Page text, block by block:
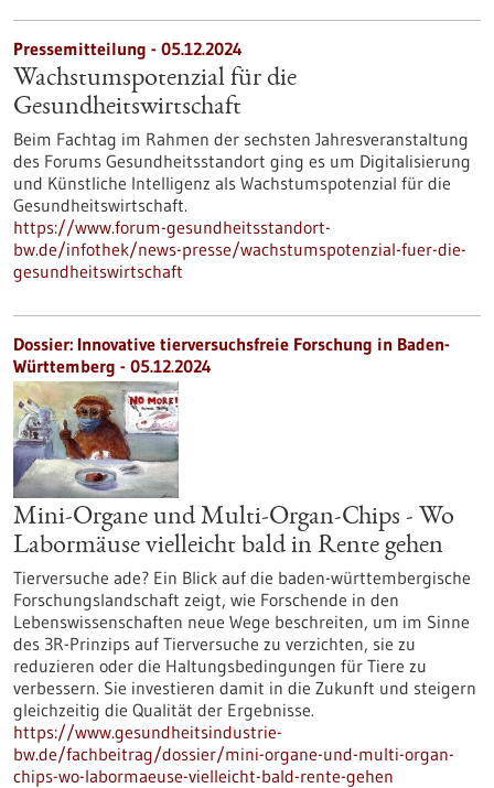
Pressemitteilung - 05.12.2024
Wachstumspotenzial für die
Gesundheitswirtschaft
Beim Fachtag im Rahmen der sechsten Jahresveranstaltung
des Forums Gesundheitsstandort ging es um Digitalisierung
und Künstliche Intelligenz als Wachstumspotenzial für die
Gesundheitswirtschaft.
https://www.forum-gesundheitsstandort-
bw.de/infothek/news-presse/wachstumspotenzial-fuer-die-
gesundheitswirtschaft
Dossier: Innovative tierversuchsfreie Forschung in Baden-
Württemberg - 05.12.2024
Mini-Organe und Multi-Organ-Chips - Wo
Labormäuse vielleicht bald in Rente gehen
Tierversuche ade? Ein Blick auf die baden-württembergische
Forschungslandschaft zeigt, wie Forschende in den
Lebenswissenschaften neue Wege beschreiten, um im Sinne
des 3R-Prinzips auf Tierversuche zu verzichten, sie zu
reduzieren oder die Haltungsbedingungen für Tiere zu
verbessern. Sie investieren damit in die Zukunft und steigern
gleichzeitig die Qualität der Ergebnisse.
https://www.gesundheitsindustrie-
bw.de/fachbeitrag/dossier/mini-organe-und-multi-organ-
chips-wo-labormaeuse-vielleicht-bald-rente-gehen